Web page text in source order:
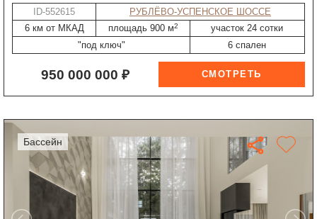
ID-552615
РУБЛЁВО-УСПЕНСКОЕ ШОССЕ
6 км от МКАД
площадь 900 м2
участок 24 сотки
"под ключ"
6 спален
950 000 000 ₽
бассейн